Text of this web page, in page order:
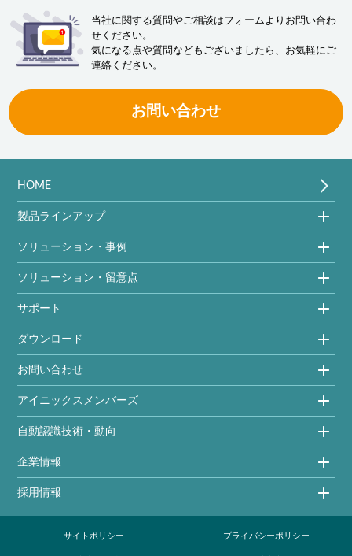
当社に関する質問やご相談はフォームよりお問い合わ
せください。
気になる点や質問などもございましたら、お気軽にご
連絡ください。
お問い合わせ
HOME
製品ラインアップ
ソリューション・事例
ソリューション・留意点
サポート
ダウンロード
お問い合わせ
アイニックスメンバーズ
自動認識技術・動向
企業情報
採用情報
サイトポリシー プライバシーポリシー